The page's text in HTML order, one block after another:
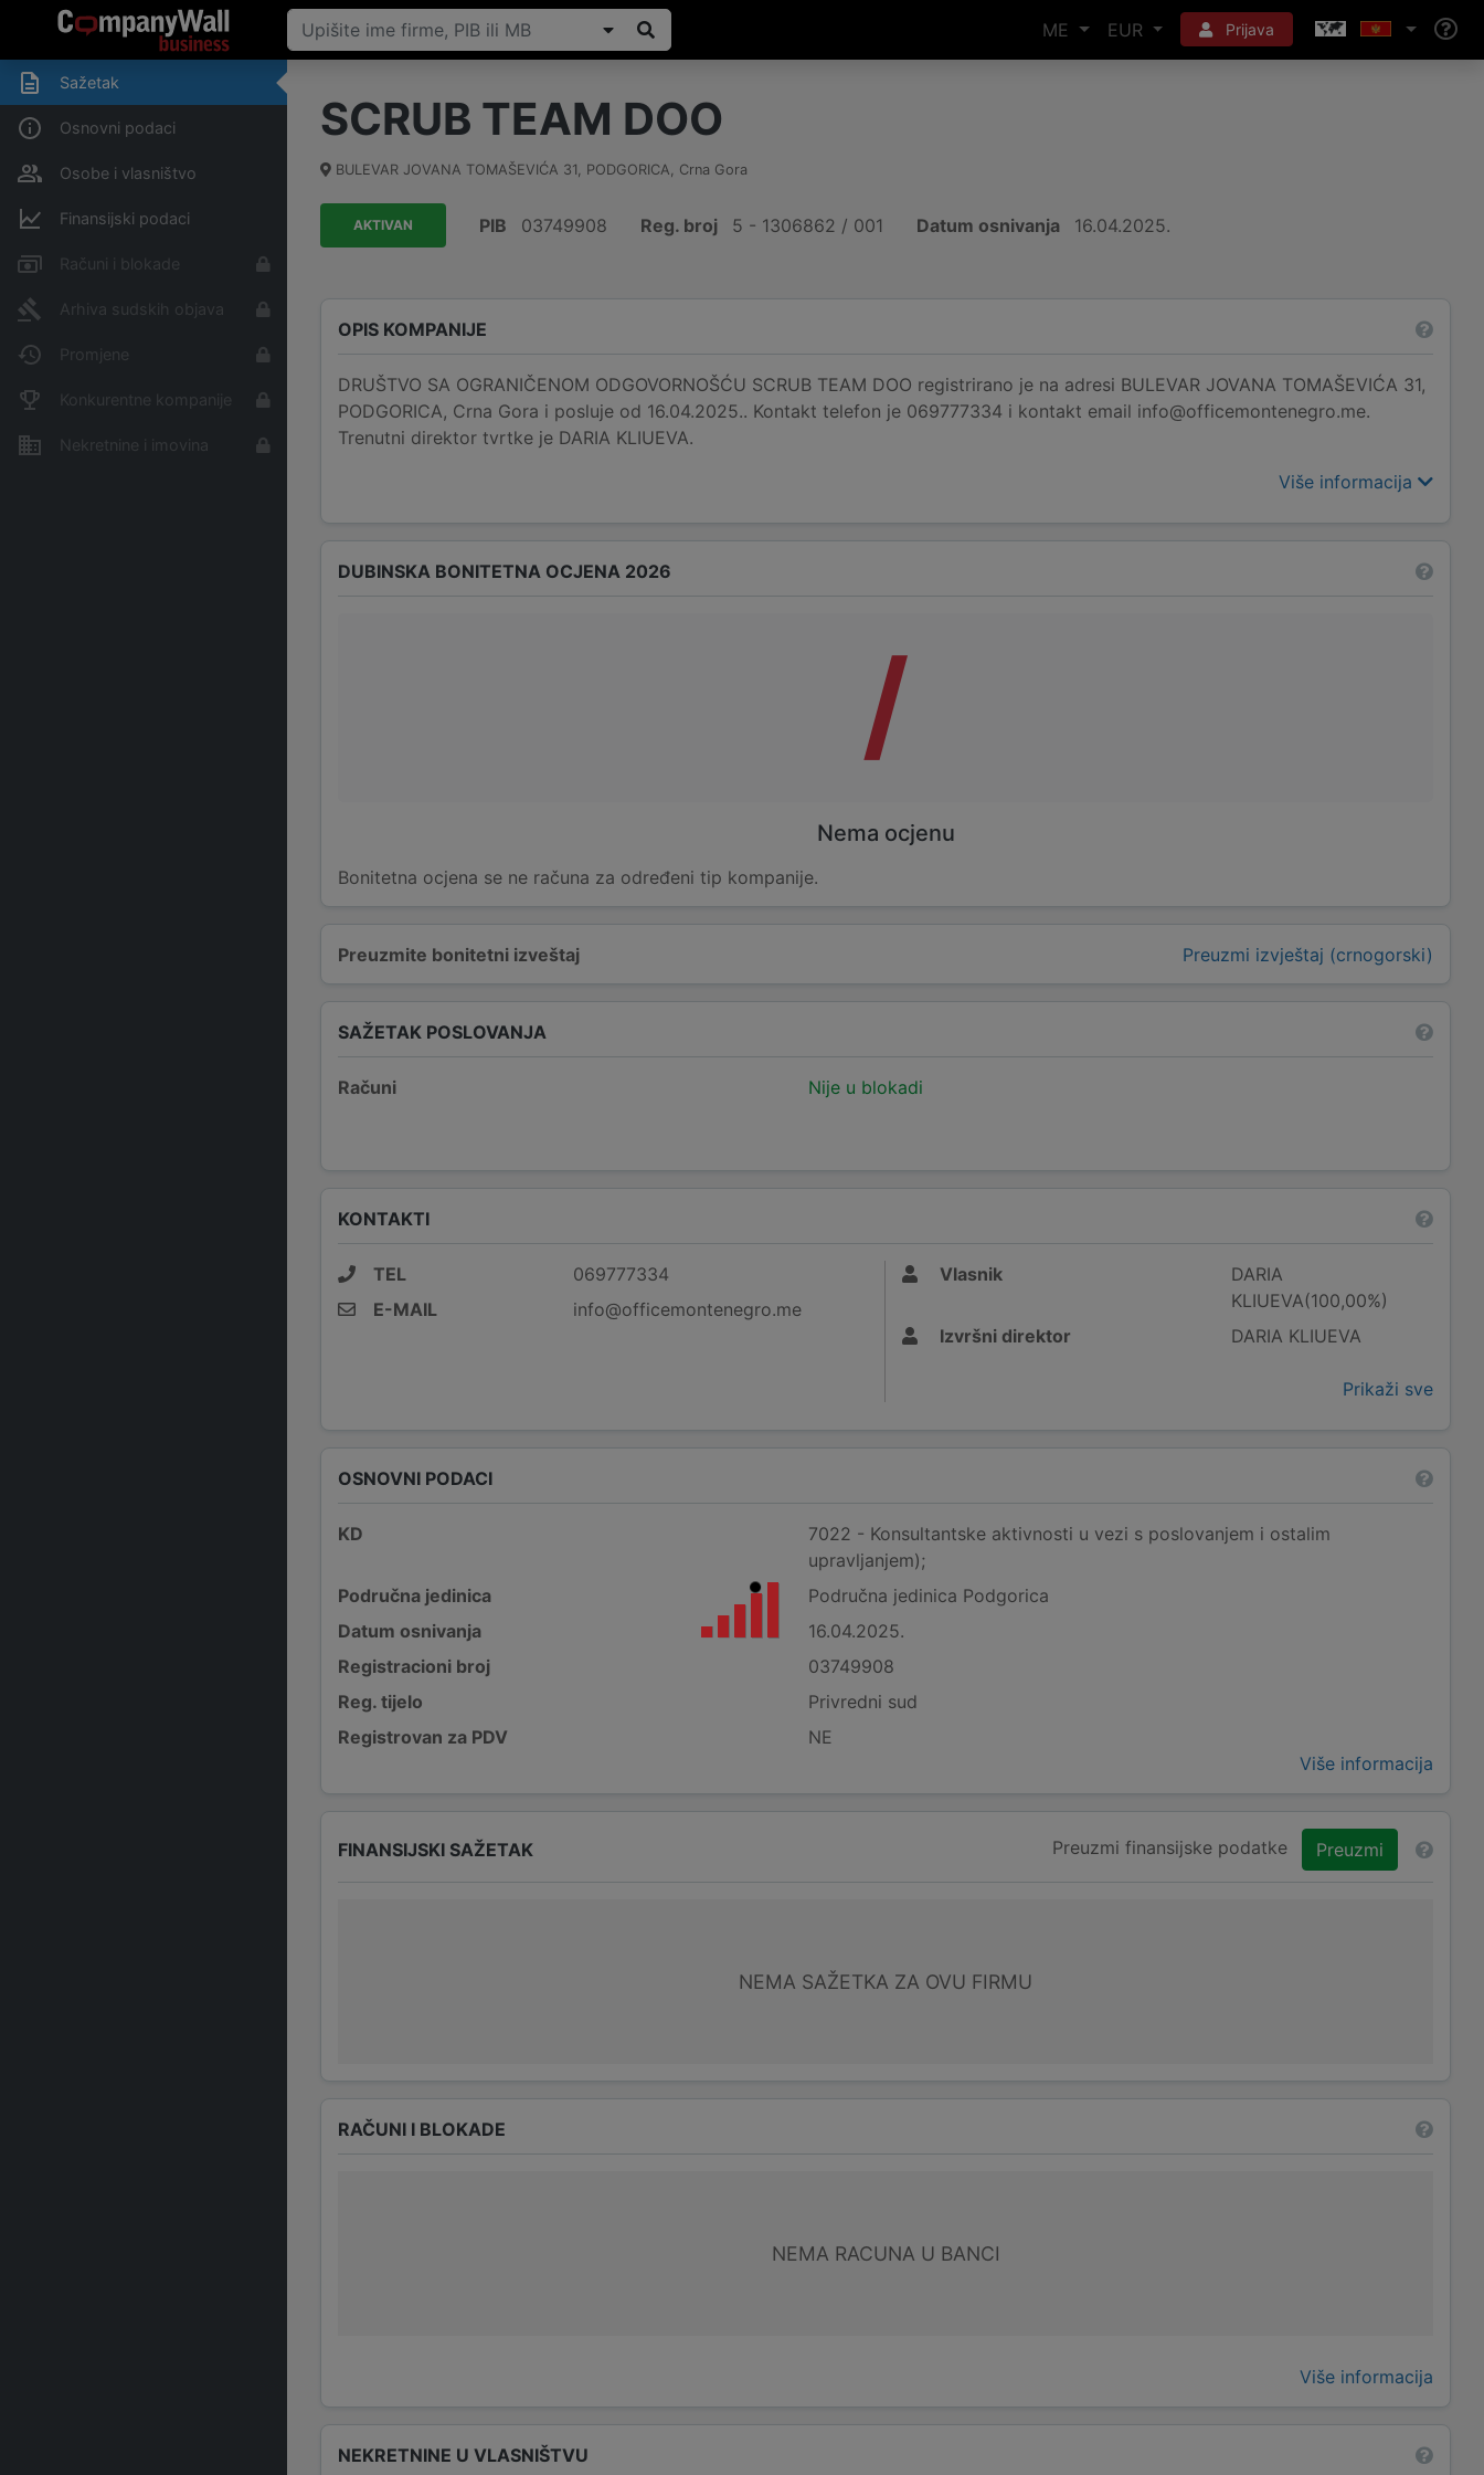
ME EUR Prijava
Sažetak
Osnovni podaci
Osobe i vlasništvo
Finansijski podaci
Računi i blokade
Arhiva sudskih objava
Promjene
Konkurentne kompanije
Nekretnine i imovina
SCRUB TEAM DOO
BULEVAR JOVANA TOMAŠEVIĆA 31, PODGORICA, Crna Gora
AKTIVAN PIB 03749908 Reg. broj 5 - 1306862 / 001 Datum osnivanja 16.04.2025.
OPIS KOMPANIJE
DRUŠTVO SA OGRANIČENOM ODGOVORNOŠĆU SCRUB TEAM DOO registrirano je na adresi BULEVAR JOVANA TOMAŠEVIĆA 31,
PODGORICA, Crna Gora i posluje od 16.04.2025.. Kontakt telefon je 069777334 i kontakt email info@officemontenegro.me.
Trenutni direktor tvrtke je DARIA KLIUEVA.
Više informacija
Preuzmite bonitetni izveštaj Preuzmi izvještaj (crnogorski)
DUBINSKA BONITETNA OCJENA 2026
/
Nema ocjenu
Bonitetna ocjena se ne računa za određeni tip kompanije.
SAŽETAK POSLOVANJA
Računi Nije u blokadi
KONTAKTI
TEL
069777334
E-MAIL
info@officemontenegro.me
Vlasnik
DARIA
KLIUEVA(100,00%)
Izvršni direktor
DARIA KLIUEVA
Prikaži sve
OSNOVNI PODACI
KD
7022 - Konsultantske aktivnosti u vezi s poslovanjem i ostalim
upravljanjem);
Područna jedinica
Područna jedinica Podgorica
Datum osnivanja
16.04.2025.
Registracioni broj
03749908
Reg. tijelo
Privredni sud
Registrovan za PDV
NE
Više informacija
FINANSIJSKI SAŽETAK Preuzmi finansijske podatke Preuzmi
NEMA SAŽETKA ZA OVU FIRMU
RAČUNI I BLOKADE
NEMA RACUNA U BANCI
Više informacija
NEKRETNINE U VLASNIŠTVU